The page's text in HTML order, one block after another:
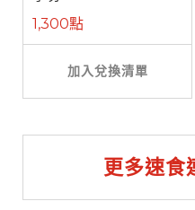
1,300點
加入兌換清單
更多速食